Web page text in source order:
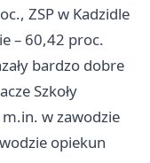
ZSP w Kadzidle
– 60,42 proc.
bardzo dobre
Szkoły
m.in. w zawodzie
opiekun